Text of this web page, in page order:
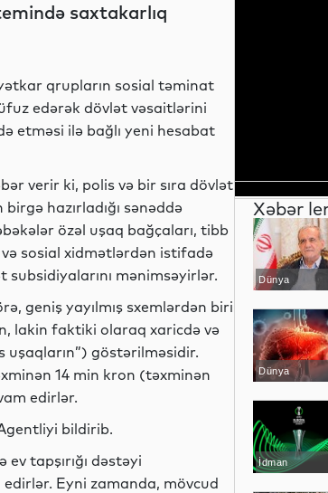
texnologiyalarsaxtakarlıq
qrupların sosial təminat
edərək dövlət vəsaitlərini
etməsi ilə bağlı yeni hesabat
verir ki, polis və bir sıra dövlət
birgə hazırladığı sənəddə
özəl uşaq bağçaları, tibb
sosial xidmətlərdən istifadə
subsidiyalarını mənimsəyirlər.
geniş yayılmış sxemlərdən biri
lakin faktiki olaraq xaricdə və
uşaqların”) göstərilməsidir.
14 min kron (təxminən
edirlər.
bildirib.
tapşırığı dəstəyi
edirlər. Eyni zamanda, mövcud
Xəbər
Dünya
Dünya
İdman